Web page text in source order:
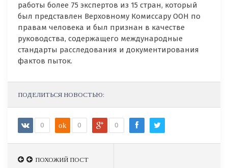
работы более 75 экспертов из 15 стран, который
был представлен Верховному Комиссару ООН по
правам человека и был признан в качестве
руководства, содержащего международные
стандарты расследования и документирования
фактов пыток.
ПОДЕЛИТЬСЯ НОВОСТЬЮ:
0 ok 0 0
ПОХОЖИЙ ПОСТ